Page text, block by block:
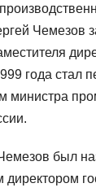
Чемезов
года стал
министра
был
директором